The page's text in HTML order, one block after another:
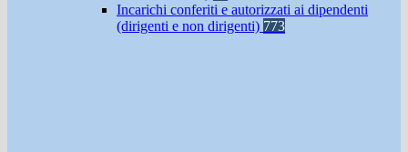
Incarichi conferiti e autorizzati ai dipendenti
(dirigenti e non dirigenti) 773